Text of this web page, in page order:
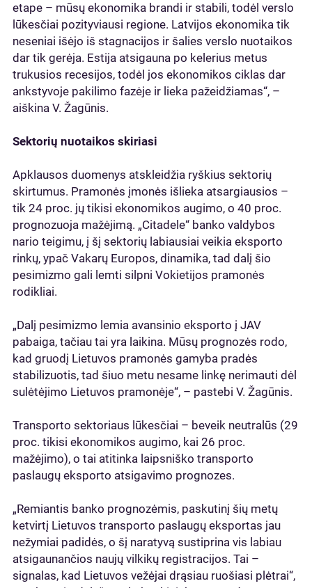
etape – mūsų ekonomika brandi ir stabili, todėl verslo
lūkesčiai pozityviausi regione. Latvijos ekonomika tik
neseniai išėjo iš stagnacijos ir šalies verslo nuotaikos
dar tik gerėja. Estija atsigauna po kelerius metus
trukusios recesijos, todėl jos ekonomikos ciklas dar
ankstyvoje pakilimo fazėje ir lieka pažeidžiamas“, –
aiškina V. Žagūnis.
Sektorių nuotaikos skiriasi
Apklausos duomenys atskleidžia ryškius sektorių
skirtumus. Pramonės įmonės išlieka atsargiausios –
tik 24 proc. jų tikisi ekonomikos augimo, o 40 proc.
prognozuoja mažėjimą. „Citadele“ banko valdybos
nario teigimu, į šį sektorių labiausiai veikia eksporto
rinkų, ypač Vakarų Europos, dinamika, tad dalį šio
pesimizmo gali lemti silpni Vokietijos pramonės
rodikliai.
„Dalį pesimizmo lemia avansinio eksporto į JAV
pabaiga, tačiau tai yra laikina. Mūsų prognozės rodo,
kad gruodį Lietuvos pramonės gamyba pradės
stabilizuotis, tad šiuo metu nesame linkę nerimauti dėl
sulėtėjimo Lietuvos pramonėje“, – pastebi V. Žagūnis.
Transporto sektoriaus lūkesčiai – beveik neutralūs (29
proc. tikisi ekonomikos augimo, kai 26 proc.
mažėjimo), o tai atitinka laipsniško transporto
paslaugų eksporto atsigavimo prognozes.
„Remiantis banko prognozėmis, paskutinį šių metų
ketvirtį Lietuvos transporto paslaugų eksportas jau
nežymiai padidės, o šį naratyvą sustiprina vis labiau
atsigaunančios naujų vilkikų registracijos. Tai –
signalas, kad Lietuvos vežėjai drąsiau ruošiasi plėtrai“,